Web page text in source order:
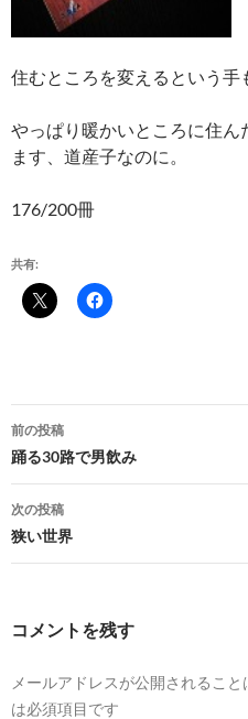
住むところを変えるという手
やっぱり暖かいところに住ん
ます、道産子なのに。
176/200冊
共有:
投
稿
ナ
ビ
ゲ
ョ
前の投稿
踊る30路で男飲み
次の投稿
狭い世界
コメントを残す
メールアドレスが公開されること
は必須項目です